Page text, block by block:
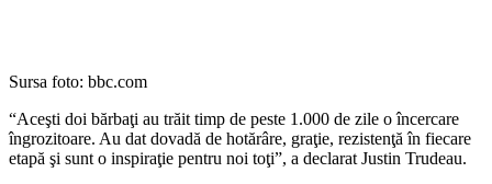
Sursa foto: bbc.com
“Aceşti doi bărbaţi au trăit timp de peste 1.000 de zile o încercare
îngrozitoare. Au dat dovadă de hotărâre, graţie, rezistenţă în fiecare
etapă şi sunt o inspiraţie pentru noi toţi”, a declarat Justin Trudeau.